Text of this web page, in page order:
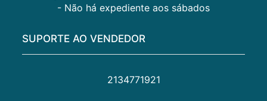
- Não há expediente aos sábados
SUPORTE AO VENDEDOR
2134771921